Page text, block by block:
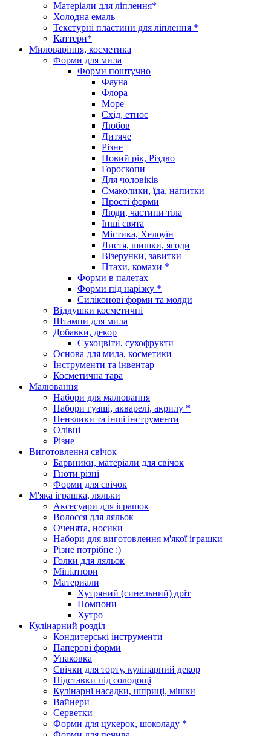
Матеріали для ліплення*
Холодна емаль
Текстурні пластини для ліплення *
Каттери*
Миловаріння, косметика
Форми для мила
Форми поштучно
Фауна
Флора
Море
Схід, етнос
Любов
Дитяче
Різне
Новий рік, Різдво
Гороскопи
Для чоловіків
Смаколики, їда, напитки
Прості форми
Люди, частини тіла
Інші свята
Містика, Хелоуїн
Листя, шишки, ягоди
Візерунки, завитки
Птахи, комахи *
Форми в палетах
Форми під нарізку *
Силіконові форми та молди
Віддушки косметичні
Штампи для мила
Добавки, декор
Сухоцвіти, сухофрукти
Основа для мила, косметики
Інструменти та інвентар
Косметична тара
Малювання
Набори для малювання
Набори гуаші, акварелі, акрилу *
Пензлики та інші інструменти
Олівці
Різне
Виготовлення свічок
Барвники, матеріали для свічок
Гноти різні
Форми для свічок
М'яка іграшка, ляльки
Аксесуари для іграшок
Волосся для ляльок
Оченята, носики
Набори для виготовлення м'якої іграшки
Різне потрібне :)
Голки для ляльок
Мініатюри
Материали
Хутряний (синельний) дріт
Помпони
Хутро
Кулінарний розділ
Кондитерські інструменти
Паперові форми
Упаковка
Свічки для торту, кулінарний декор
Підставки під солодощі
Кулінарні насадки, шприці, мішки
Вайнери
Серветки
Форми для цукерок, шоколаду *